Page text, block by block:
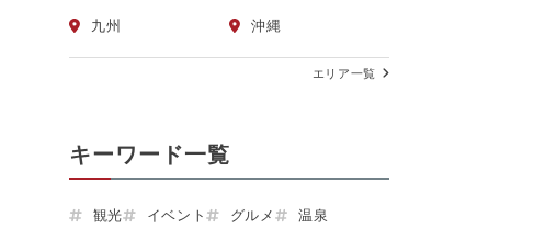
九州 沖縄
エリア一覧
キーワード一覧
観光 イベント グルメ 温泉